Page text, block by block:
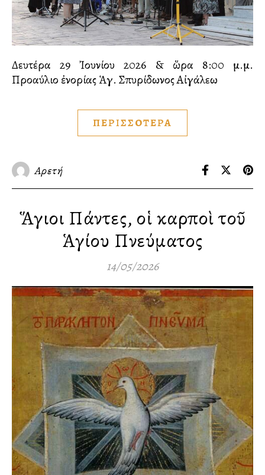
Δευτέρα 29 Ἰουνίου 2026 & ὥρα 8:00 μ.μ.
Προαύλιο ἐνορίας Ἁγ. Σπυρίδωνος Αἰγάλεω
ΠΕΡΙΣΣΟΤΕΡΑ
Αρετή
Ἅγιοι Πάντες, οἱ καρποὶ τοῦ
Ἁγίου Πνεύματος
14/05/2026